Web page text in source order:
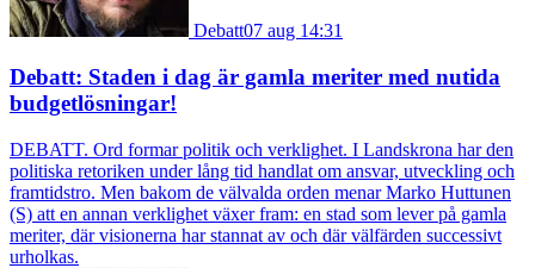
Debatt07 aug 14:31
Debatt: Staden i dag är gamla meriter med nutida
budgetlösningar!
DEBATT. Ord formar politik och verklighet. I Landskrona har den
politiska retoriken under lång tid handlat om ansvar, utveckling och
framtidstro. Men bakom de välvalda orden menar Marko Huttunen
(S) att en annan verklighet växer fram: en stad som lever på gamla
meriter, där visionerna har stannat av och där välfärden successivt
urholkas.